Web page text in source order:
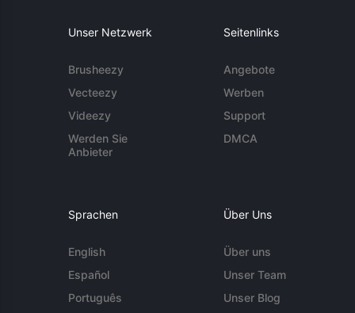
Unser Netzwerk
Brusheezy
Vecteezy
Videezy
Werden Sie
Anbieter
Seitenlinks
Angebote
Werben
Support
DMCA
Sprachen
English
Español
Português
Über Uns
Über uns
Unser Team
Unser Blog